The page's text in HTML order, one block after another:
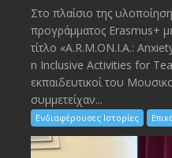
Στο πλαίσιο της
προγράμματος Erasmus+
τίτλο «A.R.M.ON.I.A.:
n Inclusive Activities for
εκπαιδευτικοί του
συμμετείχαν...
Ενδιαφέρουσες Ιστορίες